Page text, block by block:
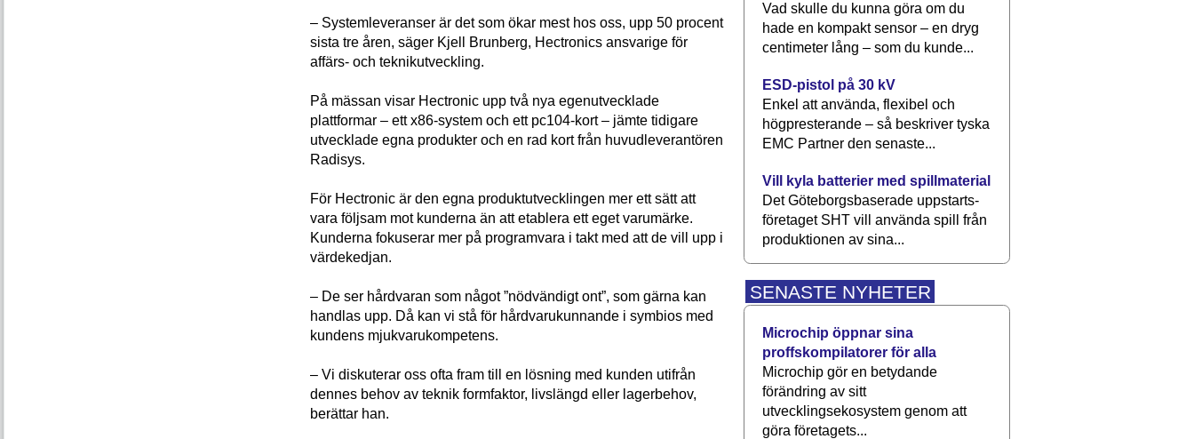
– Systemleveranser är det som ökar mest hos oss, upp 50 procent
sista tre åren, säger Kjell Brunberg, Hectronics ansvarige för
affärs- och teknikutveckling.
På mässan visar Hectronic upp två nya egenutvecklade
plattformar – ett x86-system och ett pc104-kort – jämte tidigare
utvecklade egna produkter och en rad kort från huvudleverantören
Radisys.
För Hectronic är den egna produktutvecklingen mer ett sätt att
vara följsam mot kunderna än att etablera ett eget varumärke.
Kunderna fokuserar mer på programvara i takt med att de vill upp i
värdekedjan.
– De ser hårdvaran som något ”nödvändigt ont”, som gärna kan
handlas upp. Då kan vi stå för hårdvarukunnande i symbios med
kundens mjukvarukompetens.
– Vi diskuterar oss ofta fram till en lösning med kunden utifrån
dennes behov av teknik formfaktor, livslängd eller lagerbehov,
berättar han.
Vad skulle du kunna göra om du
hade en kompakt sensor – en dryg
centimeter lång – som du kunde...
ESD-pistol på 30 kV
Enkel att använda, flexibel och
högpresterande – så beskriver tyska
EMC Partner den senaste...
Vill kyla batterier med spillmaterial
Det Göteborgsbaserade upp­starts­
företaget SHT vill använda spill från
produktionen av sina...
SENASTE NYHETER
Microchip öppnar sina
proffskompilatorer för alla
Microchip gör en betydande
förändring av sitt
utvecklingsekosystem genom att
göra företagets...